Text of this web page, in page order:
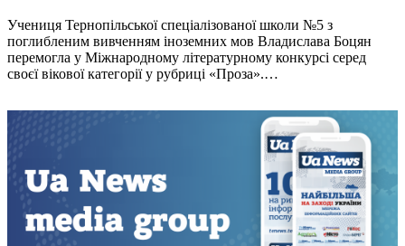
Учениця Тернопільської спеціалізованої школи №5 з
поглибленим вивченням іноземних мов Владислава Боцян
перемогла у Міжнародному літературному конкурсі серед
своєї вікової категорії у рубриці «Проза».…